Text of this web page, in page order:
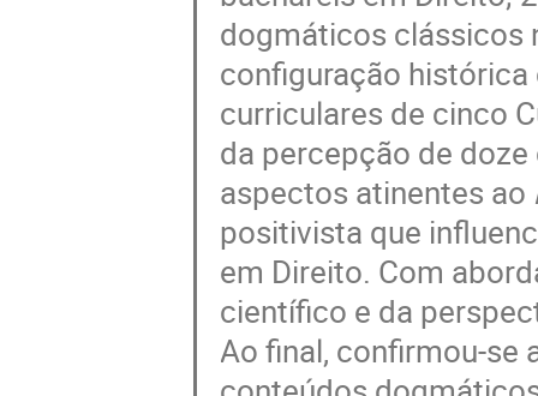
dogmáticos clássicos
configuração
curriculares de cinco
da percepção de
aspectos atinentes ao
positivista que
em Direito. Com
científico e da
Ao final, confirmou-se